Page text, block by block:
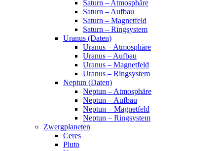
Saturn – Atmosphäre
Saturn – Aufbau
Saturn – Magnetfeld
Saturn – Ringsystem
Uranus (Daten)
Uranus – Atmosphäre
Uranus – Aufbau
Uranus – Magnetfeld
Uranus – Ringsystem
Neptun (Daten)
Neptun – Atmosphäre
Neptun – Aufbau
Neptun – Magnetfeld
Neptun – Ringsystem
Zwergplaneten
Ceres
Pluto